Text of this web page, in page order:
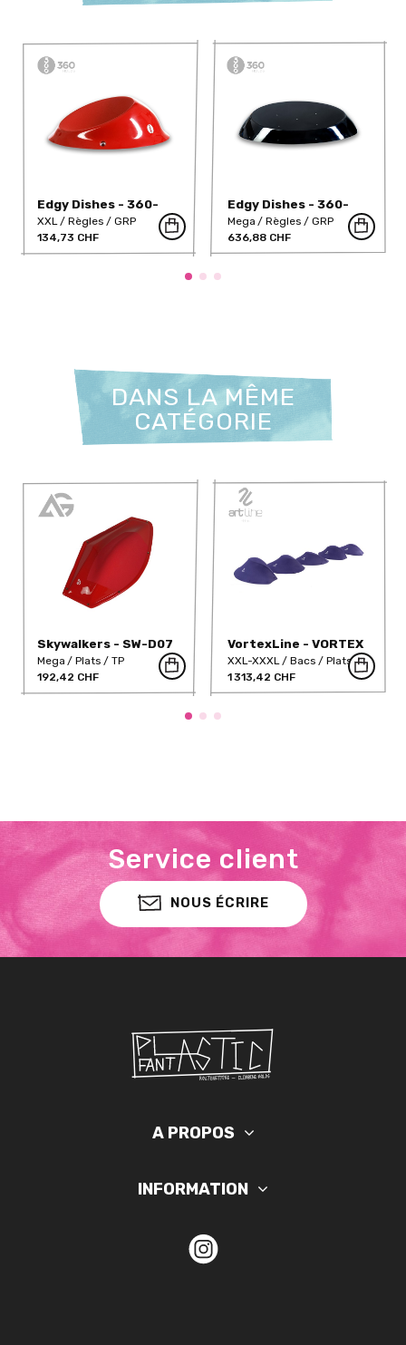
Edgy Dishes - 360-
490-DT
XXL Règles
GRP
134,73 CHF
Edgy Dishes - 360-
481-DT
Mega Règles
GRP
636,88 CHF
DANS LA MÊME
CATÉGORIE
Skywalkers - SW-D07
Mega Plats
TP
192,42 CHF
VortexLine - VORTEX
Complete Series 1-5
XXL-XXXL Bacs
Plats
GRP
1 313,42 CHF
Service client
NOUS ÉCRIRE
A PROPOS
INFORMATION